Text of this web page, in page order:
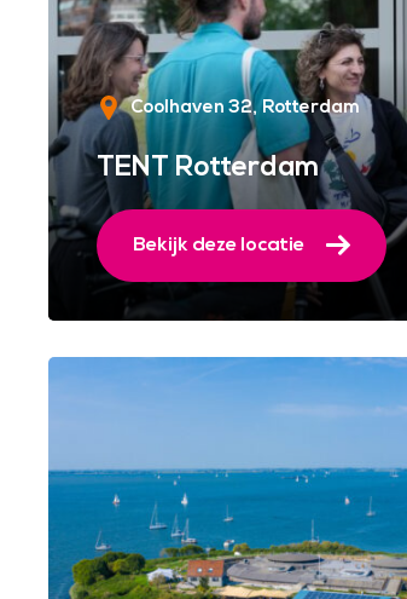
Coolhaven 32 Rotterdam
TENT Rotterdam
Bekijk deze locatie